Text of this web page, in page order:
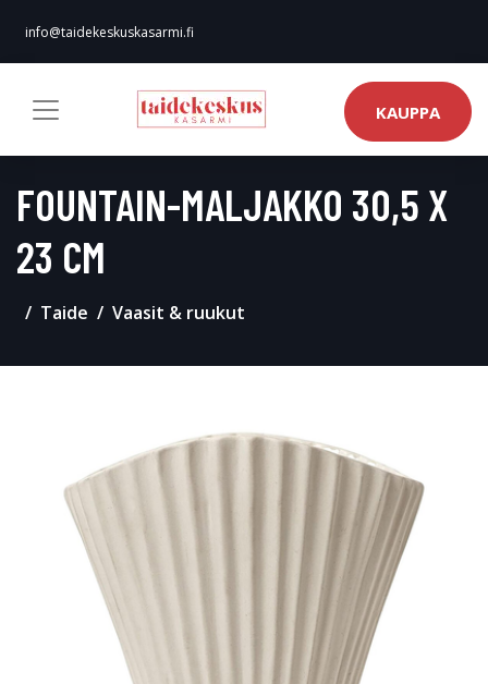
info@taidekeskuskasarmi.fi
KAUPPA
FOUNTAIN-MALJAKKO 30,5 X
23 CM
Taide Vaasit & ruukut